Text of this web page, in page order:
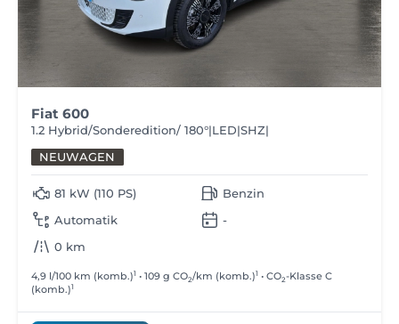
Fiat 600
1.2 Hybrid/Sonderedition/ 180°|LED|SHZ|
NEUWAGEN
81 kW (110 PS)
Automatik
0 km
Benzin
-
4,9 l/100 km (komb.)1 • 109 g CO2/km (komb.)1 • CO2-Klasse C
(komb.)1